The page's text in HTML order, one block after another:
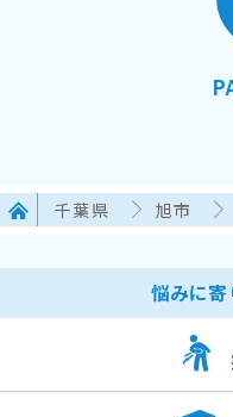
千葉県 旭市
悩みに